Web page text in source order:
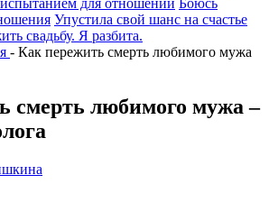
для отношений Боюсь
Упустила свой шанс на счастье
свадьбу. Я разбита.
- Как пережить смерть любимого мужа
смерть любимого мужа –